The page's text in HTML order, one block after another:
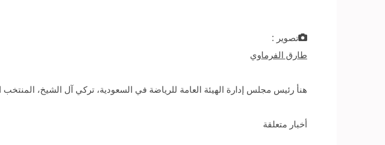
تصوير :
طارق الفرماوي
هنأ رئيس مجلس إدارة الهيئة العامة للرياضة في السعودية، تركي آل الشيخ، المنتخب
أخبار متعلقة